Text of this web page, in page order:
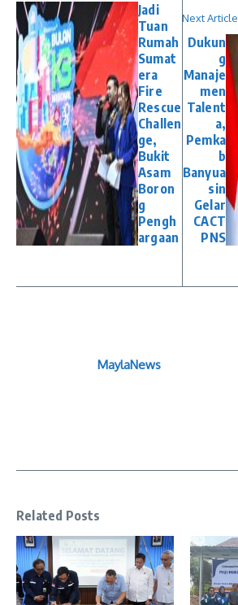
Jadi
Tuan
Rumah
Sumat
era
Fire
Rescue
Challen
ge,
Bukit
Asam
Boron
g
Pengh
argaan
Next Article
Dukun
g
Manaje
men
Talent
a,
Pemka
b
Banyua
sin
Gelar
CACT
PNS
MaylaNews
Related Posts